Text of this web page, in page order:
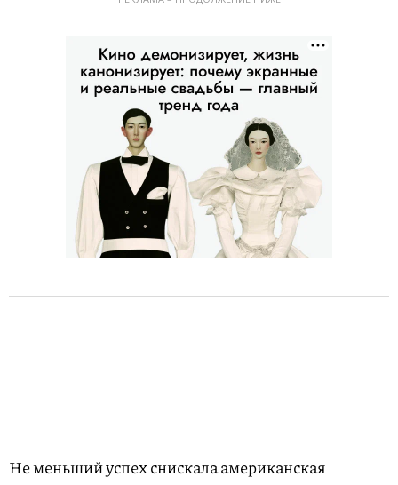
Не меньший успех снискала американская